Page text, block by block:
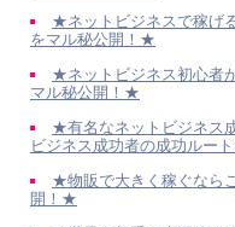
★ネットビジネスで稼げ
をマル秘公開！★
★ネットビジネス初心者
マル秘公開！★
★有名なネットビジネス
ビジネス成功者の成功ルー
★物販で大きく稼ぐなら
開！★